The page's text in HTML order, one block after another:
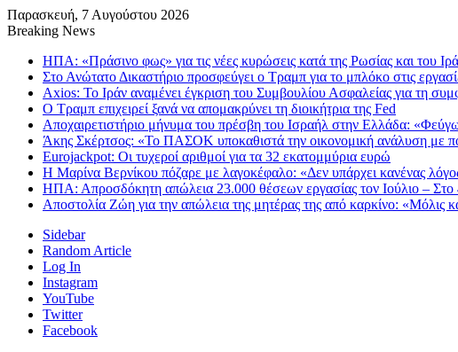
Παρασκευή, 7 Αυγούστου 2026
Breaking News
ΗΠΑ: «Πράσινο φως» για τις νέες κυρώσεις κατά της Ρωσίας και του
Στο Ανώτατο Δικαστήριο προσφεύγει ο Τραμπ για το μπλόκο στις
Axios: Το Ιράν αναμένει έγκριση του Συμβουλίου Ασφαλείας για τη
Ο Τραμπ επιχειρεί ξανά να απομακρύνει τη διοικήτρια της Fed
Αποχαιρετιστήριο μήνυμα του πρέσβη του Ισραήλ στην Ελλάδα:
Άκης Σκέρτσος: «Το ΠΑΣΟΚ υποκαθιστά την οικονομική ανάλυση με
Eurojackpot: Οι τυχεροί αριθμοί για τα 32 εκατoμμύρια ευρώ
Η Μαρίνα Βερνίκου πόζαρε με λαγοκέφαλο: «Δεν υπάρχει κανένας
ΗΠΑ: Απροσδόκητη απώλεια 23.000 θέσεων εργασίας τον Ιούλιο – Στο
Αποστολία Ζώη για την απώλεια της μητέρας της από καρκίνο: «Μόλις
Sidebar
Random Article
Log In
Instagram
YouTube
Twitter
Facebook